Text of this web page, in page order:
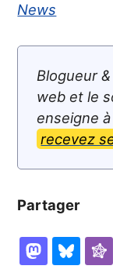
News
Blogueur
web et le
enseigne
recevez
Partager